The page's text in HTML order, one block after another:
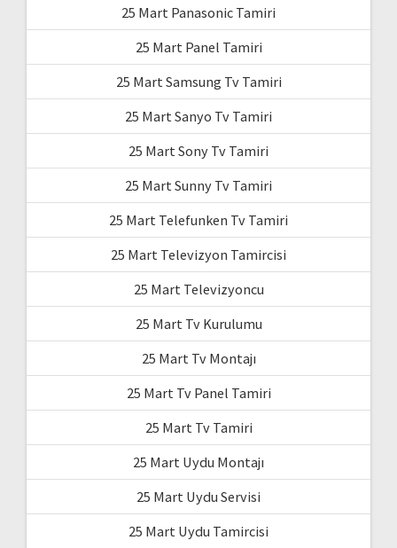
25 Mart Panasonic Tamiri
25 Mart Panel Tamiri
25 Mart Samsung Tv Tamiri
25 Mart Sanyo Tv Tamiri
25 Mart Sony Tv Tamiri
25 Mart Sunny Tv Tamiri
25 Mart Telefunken Tv Tamiri
25 Mart Televizyon Tamircisi
25 Mart Televizyoncu
25 Mart Tv Kurulumu
25 Mart Tv Montajı
25 Mart Tv Panel Tamiri
25 Mart Tv Tamiri
25 Mart Uydu Montajı
25 Mart Uydu Servisi
25 Mart Uydu Tamircisi